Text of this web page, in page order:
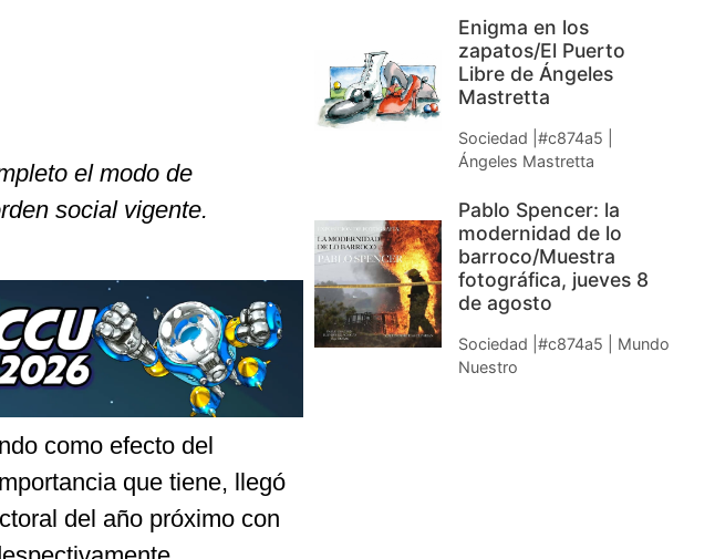
el modo de
social vigente.
como efecto del
que tiene, llegó
del año próximo con
Enigma en los
zapatos/El Puerto
Libre de Ángeles
Mastretta
Sociedad |#c874a5 |
Ángeles Mastretta
Pablo Spencer: la
modernidad de lo
barroco/Muestra
fotográfica, jueves 8
de agosto
Sociedad |#c874a5 | Mundo
Nuestro